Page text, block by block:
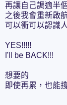
再讓自己調適半
之後我會重新啟
可以衝可以認識
YES!!!!!
I'll be BACK!!!
想要的
即使再累，也能